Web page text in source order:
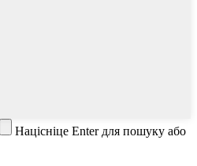
Націсніце Enter для пошуку або